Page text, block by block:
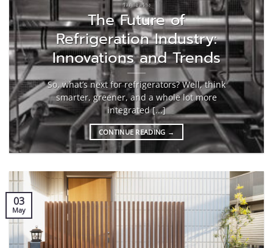
วัสดุก่อสร้าง
The Future of
Refrigeration Industry:
Innovations and Trends
So, what’s next for refrigerators? Well, think
smarter, greener, and a whole lot more
integrated [...]
CONTINUE READING →
03
May